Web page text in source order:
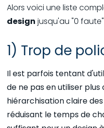
Alors voici une liste
design jusqu'au "0
1) Trop de
Il est parfois tentant
de ne pas en utiliser
hiérarchisation claire
réduisant le temps de